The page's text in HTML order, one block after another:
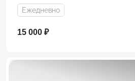
Ежедневно
15 000 ₽